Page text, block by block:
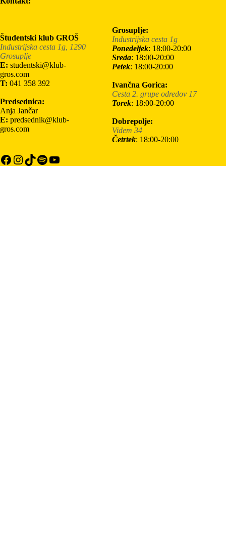
Študentski klub GROŠ
Industrijska cesta 1g, 1290
Grosuplje
E: studentski@klub-
gros.com
T: 041 358 392
Predsednica:
Anja Jančar
E: predsednik@klub-
gros.com
Facebook
Instagram
TikTok
Spotify
YouTube
Grosuplje:
Industrijska cesta 1g
Ponedeljek: 18:00-20:00
Sreda: 18:00-20:00
Petek: 18:00-20:00
Ivančna Gorica:
Cesta 2. grupe odredov 17
Torek: 18:00-20:00
Dobrepolje:
Videm 34
Četrtek: 18:00-20:00